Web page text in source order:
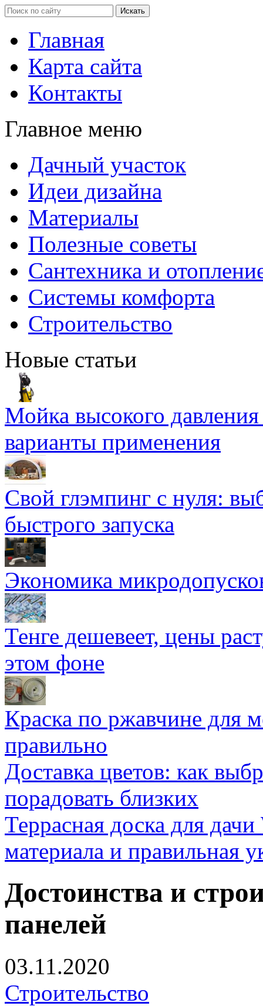
Главная
Карта сайта
Контакты
Главное меню
Дачный участок
Идеи дизайна
Материалы
Полезные советы
Сантехника и
Системы комфорта
Строительство
Новые статьи
Мойка высокого
варианты применения
Свой глэмпинг с нуля:
быстрого запуска
Экономика
Тенге дешевеет, цены
этом фоне
Краска по ржавчине для
правильно
Доставка цветов: как
порадовать близких
Террасная доска для
материала и правильная
Достоинства и
панелей
03.11.2020
Строительство